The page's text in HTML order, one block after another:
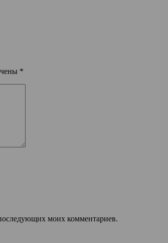
*
моих комментариев.